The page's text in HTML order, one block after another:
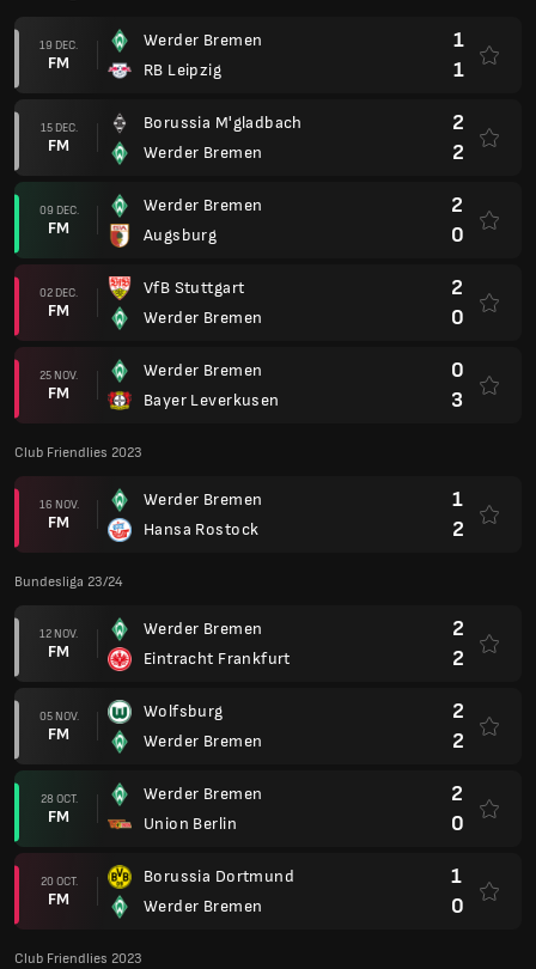
19 DEC.
FM
Werder Bremen
RB Leipzig
1
1
15 DEC.
FM
Borussia M'gladbach
Werder Bremen
2
2
09 DEC.
FM
Werder Bremen
Augsburg
2
0
02 DEC.
FM
VfB Stuttgart
Werder Bremen
2
0
25 NOV.
FM
Werder Bremen
Bayer Leverkusen
0
3
Club Friendlies 2023
16 NOV.
FM
Werder Bremen
Hansa Rostock
1
2
Bundesliga 23/24
12 NOV.
FM
Werder Bremen
Eintracht Frankfurt
2
2
05 NOV.
FM
Wolfsburg
Werder Bremen
2
2
28 OCT.
FM
Werder Bremen
Union Berlin
2
0
20 OCT.
FM
Borussia Dortmund
Werder Bremen
1
0
Club Friendlies 2023